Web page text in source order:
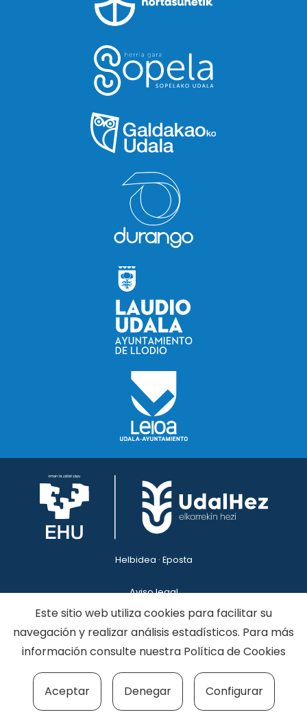
Helbidea · Eposta
Aviso legal
Política de privacidad
Política de cookies
2025 · UDALHEZ · EUSKAL HERRIKO UNIBERTSITATEA
Este sitio web utiliza cookies para facilitar su
navegación y realizar análisis estadísticos. Para más
información consulte nuestra Política de Cookies
Aceptar Denegar Configurar